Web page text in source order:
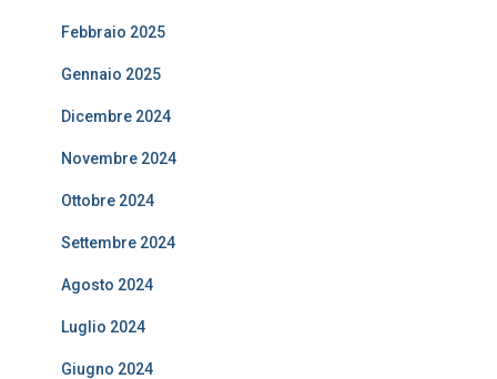
Febbraio 2025
Gennaio 2025
Dicembre 2024
Novembre 2024
Ottobre 2024
Settembre 2024
Agosto 2024
Luglio 2024
Giugno 2024